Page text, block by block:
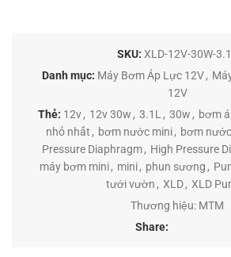
SKU: XLD-12V-30W-
Danh mục: Máy Bơm Áp Lực 12V,
12V
Thẻ: 12v , 12v 30w , 3.1L , 30w , bơm
nhỏ nhất , bơm nước mini , bơm
Pressure Diaphragm , High Pressure
máy bơm mini, mini, phun sương ,
tưới vườn , XLD , XLD
Thương hiệu: MTM
Share: